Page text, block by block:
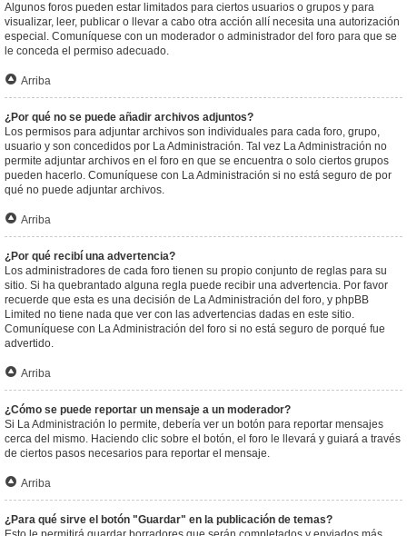
Algunos foros pueden estar limitados para ciertos usuarios o grupos y para
visualizar, leer, publicar o llevar a cabo otra acción allí necesita una autorización
especial. Comuníquese con un moderador o administrador del foro para que se
le conceda el permiso adecuado.
Arriba
¿Por qué no se puede añadir archivos adjuntos?
Los permisos para adjuntar archivos son individuales para cada foro, grupo,
usuario y son concedidos por La Administración. Tal vez La Administración no
permite adjuntar archivos en el foro en que se encuentra o solo ciertos grupos
pueden hacerlo. Comuníquese con La Administración si no está seguro de por
qué no puede adjuntar archivos.
Arriba
¿Por qué recibí una advertencia?
Los administradores de cada foro tienen su propio conjunto de reglas para su
sitio. Si ha quebrantado alguna regla puede recibir una advertencia. Por favor
recuerde que esta es una decisión de La Administración del foro, y phpBB
Limited no tiene nada que ver con las advertencias dadas en este sitio.
Comuníquese con La Administración del foro si no está seguro de porqué fue
advertido.
Arriba
¿Cómo se puede reportar un mensaje a un moderador?
Si La Administración lo permite, debería ver un botón para reportar mensajes
cerca del mismo. Haciendo clic sobre el botón, el foro le llevará y guiará a través
de ciertos pasos necesarios para reportar el mensaje.
Arriba
¿Para qué sirve el botón "Guardar" en la publicación de temas?